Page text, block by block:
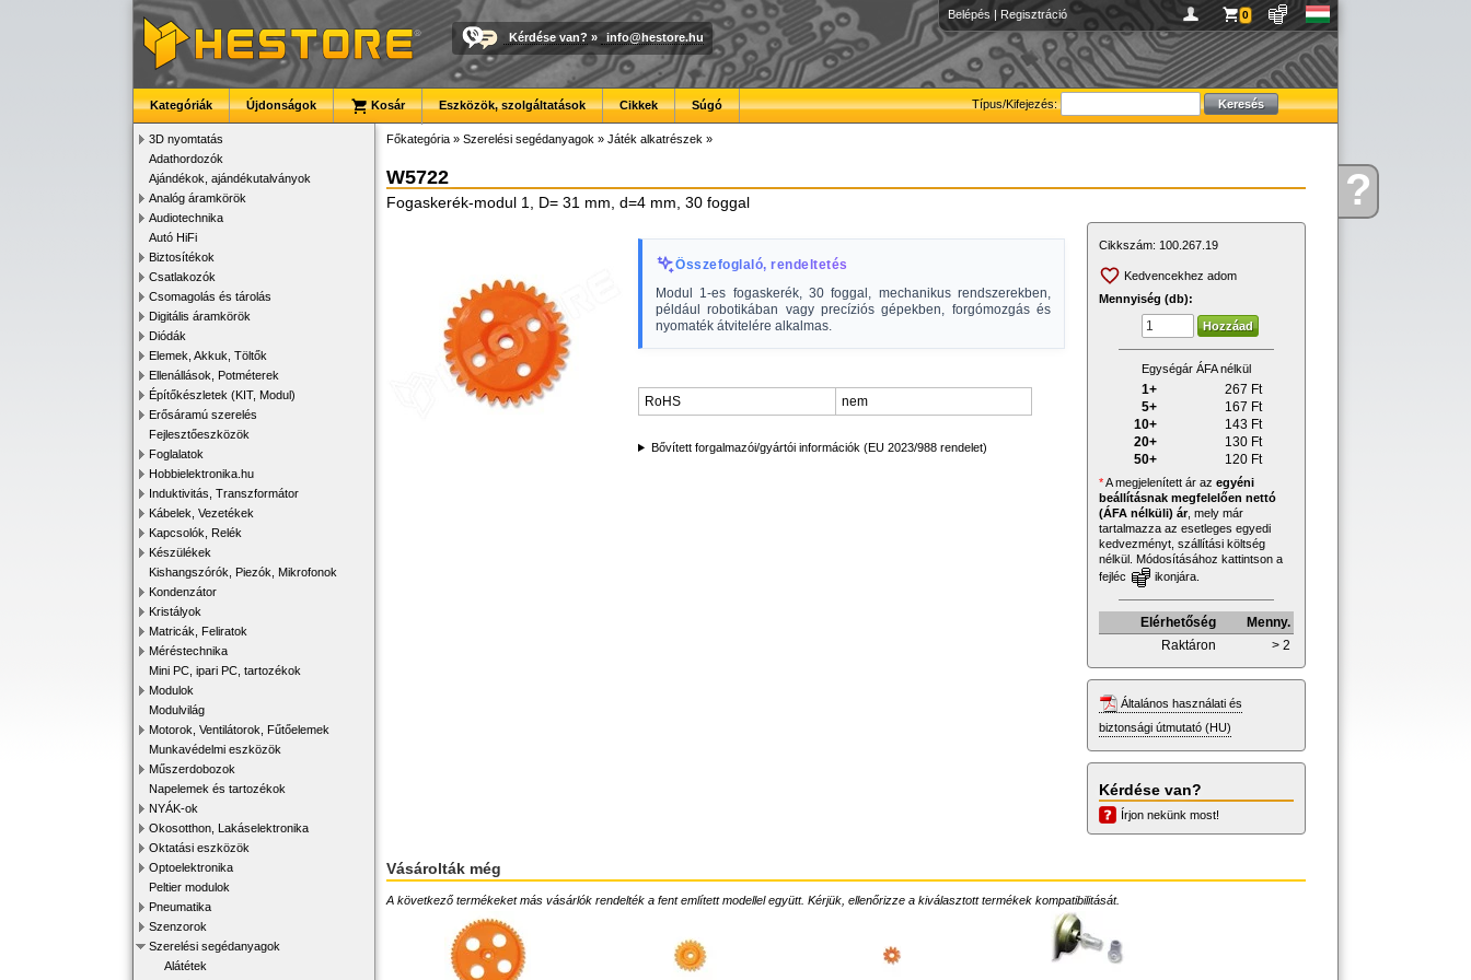
Kérdése?
Belépés | Regisztráció 0
Kérdése van? » info@hestore.hu
Típus/Kifejezés:
Kategóriák Újdonságok Kosár Eszközök, szolgáltatások Cikkek Súgó
3D nyomtatás
Adathordozók
Ajándékok, ajándékutalványok
Analóg áramkörök
Audiotechnika
Autó HiFi
Biztosítékok
Csatlakozók
Csomagolás és tárolás
Digitális áramkörök
Diódák
Elemek, Akkuk, Töltők
Ellenállások, Potméterek
Építőkészletek (KIT, Modul)
Erősáramú szerelés
Fejlesztőeszközök
Foglalatok
Hobbielektronika.hu
Induktivitás, Transzformátor
Kábelek, Vezetékek
Kapcsolók, Relék
Készülékek
Kishangszórók, Piezók, Mikrofonok
Kondenzátor
Kristályok
Matricák, Feliratok
Méréstechnika
Mini PC, ipari PC, tartozékok
Modulok
Modulvilág
Motorok, Ventilátorok, Fűtőelemek
Munkavédelmi eszközök
Műszerdobozok
Napelemek és tartozékok
NYÁK-ok
Okosotthon, Lakáselektronika
Oktatási eszközök
Optoelektronika
Peltier modulok
Pneumatika
Szenzorok
Szerelési segédanyagok
Alátétek
Főkategória » Szerelési segédanyagok » Játék alkatrészek »
W5722
Fogaskerék-modul 1, D= 31 mm, d=4 mm, 30 foggal
Összefoglaló, rendeltetés
Modul 1-es fogaskerék, 30 foggal, mechanikus rendszerekben,
például robotikában vagy precíziós gépekben, forgómozgás és
nyomaték átvitelére alkalmas.
RoHS nem
Bővített forgalmazói/gyártói információk (EU 2023/988 rendelet)
Cikkszám: 100.267.19
Kedvencekhez adom
Mennyiség (db):
Egységár ÁFA nélkül
1+ 267 Ft
5+
167 Ft
10+
143 Ft
20+
130 Ft
50+
120 Ft
*A megjelenített ár az egyéni
beállításnak megfelelően nettó
(ÁFA nélküli) ár, mely már
tartalmazza az esetleges egyedi
kedvezményt, szállítási költség
nélkül. Módosításához kattintson a
fejléc
ikonjára.
Elérhetőség
Menny.
Raktáron
> 2
Általános használati és
biztonsági útmutató (HU)
Kérdése van?
Írjon nekünk most!
Vásárolták még
A következő termékeket más vásárlók rendelték a fent említett modellel együtt. Kérjük, ellenőrizze a kiválasztott termékek kompatibilitását.